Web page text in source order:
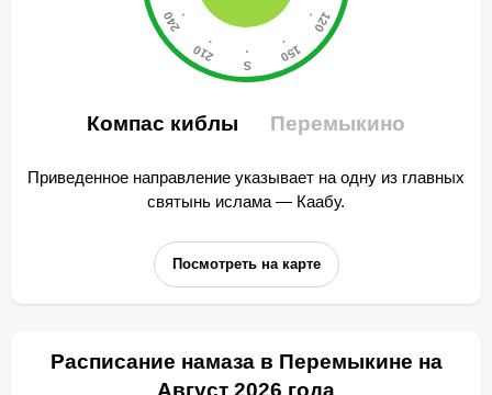
Компас киблы Перемыкино
Приведенное направление указывает на одну из главных
святынь ислама — Каабу.
Посмотреть на карте
Расписание намаза в Перемыкине на
Август 2026 года